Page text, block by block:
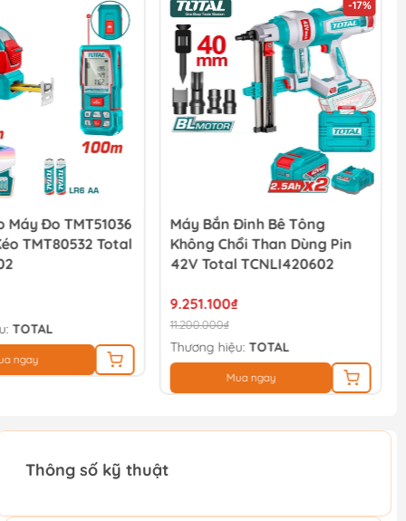
Máy Đo TMT51036
TMT80532 Total
TOTAL
ngay
-17%
Máy Bắn Đinh Bê Tông
Không Chổi Than Dùng Pin
42V Total TCNLI420602
9.251.100₫
11.200.000₫
Thương hiệu: TOTAL
Mua ngay
Thông số kỹ thuật